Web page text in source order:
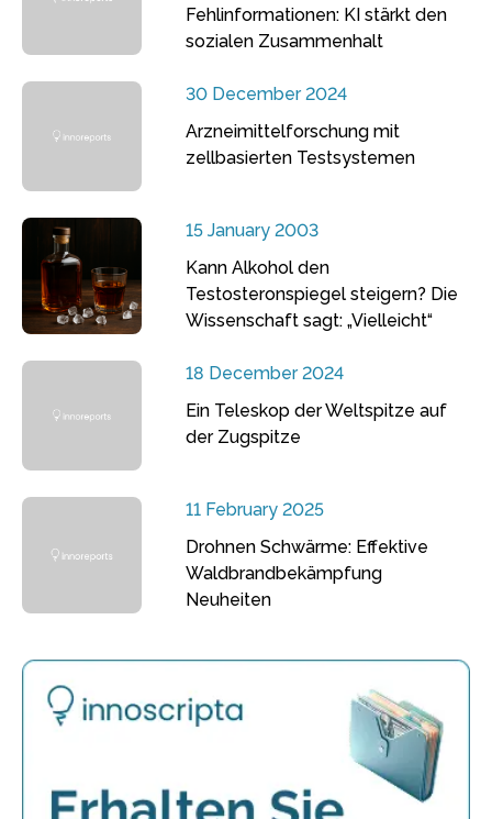
Fehlinformationen: KI stärkt den
sozialen Zusammenhalt
30 December 2024
Arzneimittelforschung mit
zellbasierten Testsystemen
15 January 2003
Kann Alkohol den
Testosteronspiegel steigern? Die
Wissenschaft sagt: „Vielleicht“
18 December 2024
Ein Teleskop der Weltspitze auf
der Zugspitze
11 February 2025
Drohnen Schwärme: Effektive
Waldbrandbekämpfung
Neuheiten